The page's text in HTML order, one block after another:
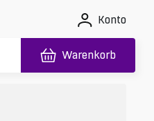
Konto
Warenkorb